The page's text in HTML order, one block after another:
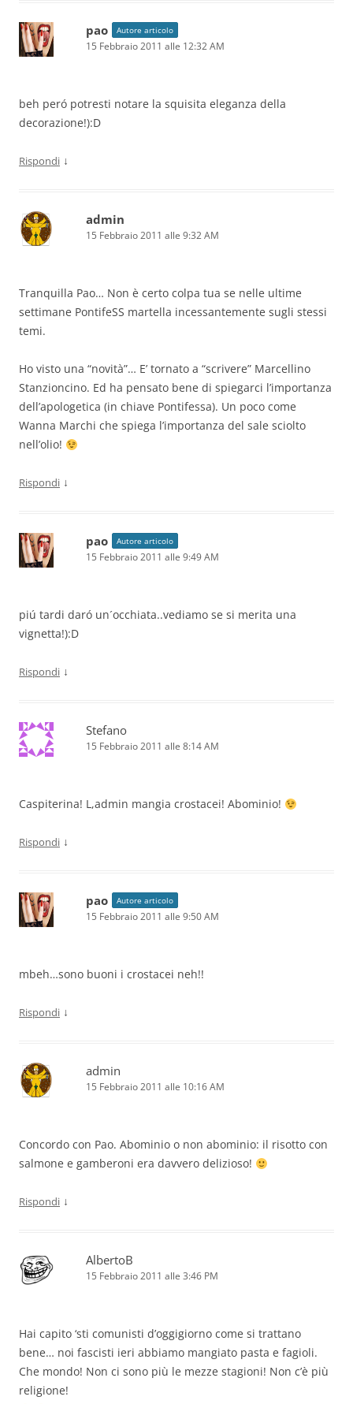
pao Autore articolo
15 Febbraio 2011 alle 12:32 AM
beh peró potresti notare la squisita eleganza della
decorazione!):D
Rispondi ↓
admin
15 Febbraio 2011 alle 9:32 AM
Tranquilla Pao… Non è certo colpa tua se nelle ultime
settimane PontifeSS martella incessantemente sugli stessi
temi.
Ho visto una “novità”… E’ tornato a “scrivere” Marcellino
Stanzioncino. Ed ha pensato bene di spiegarci l’importanza
dell’apologetica (in chiave Pontifessa). Un poco come
Wanna Marchi che spiega l’importanza del sale sciolto
nell’olio!
Rispondi ↓
pao Autore articolo
15 Febbraio 2011 alle 9:49 AM
piú tardi daró un´occhiata..vediamo se si merita una
vignetta!):D
Rispondi ↓
Stefano
15 Febbraio 2011 alle 8:14 AM
Caspiterina! L,admin mangia crostacei! Abominio!
Rispondi ↓
pao Autore articolo
15 Febbraio 2011 alle 9:50 AM
mbeh…sono buoni i crostacei neh!!
Rispondi ↓
admin
15 Febbraio 2011 alle 10:16 AM
Concordo con Pao. Abominio o non abominio: il risotto con
salmone e gamberoni era davvero delizioso!
Rispondi ↓
AlbertoB
15 Febbraio 2011 alle 3:46 PM
Hai capito ‘sti comunisti d’oggigiorno come si trattano
bene… noi fascisti ieri abbiamo mangiato pasta e fagioli.
Che mondo! Non ci sono più le mezze stagioni! Non c’è più
religione!